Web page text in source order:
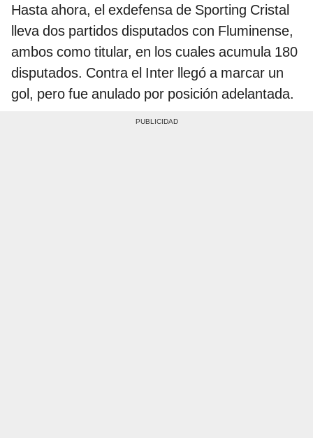
Hasta ahora, el exdefensa de Sporting Cristal
lleva dos partidos disputados con Fluminense,
ambos como titular, en los cuales acumula 180
disputados. Contra el Inter llegó a marcar un
gol, pero fue anulado por posición adelantada.